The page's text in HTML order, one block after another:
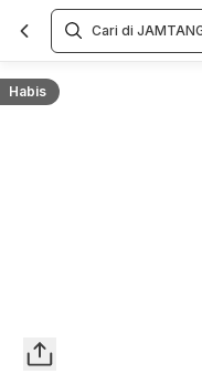
Habis
Overview